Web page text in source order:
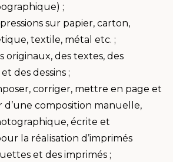
;
sur papier, carton,
textile, métal etc. ;
originaux, des textes, des
des dessins ;
corriger, mettre en page et
composition manuelle,
écrite et
la réalisation d’imprimés
et des imprimés ;